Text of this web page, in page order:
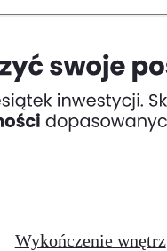
Wykończenie wnętrz